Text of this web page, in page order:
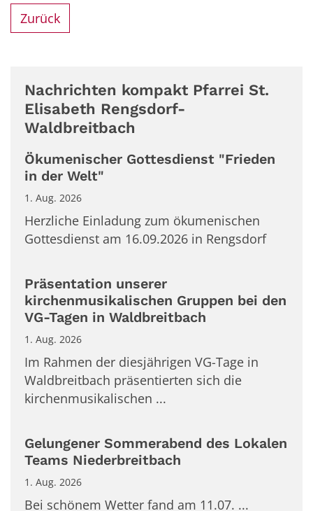
Zurück
Nachrichten kompakt Pfarrei St.
Elisabeth Rengsdorf-
Waldbreitbach
Ökumenischer Gottesdienst "Frieden
in der Welt"
1. Aug. 2026
Herzliche Einladung zum ökumenischen
Gottesdienst am 16.09.2026 in Rengsdorf
Präsentation unserer
kirchenmusikalischen Gruppen bei den
VG-Tagen in Waldbreitbach
1. Aug. 2026
Im Rahmen der diesjährigen VG-Tage in
Waldbreitbach präsentierten sich die
kirchenmusikalischen ...
Gelungener Sommerabend des Lokalen
Teams Niederbreitbach
1. Aug. 2026
Bei schönem Wetter fand am 11.07. ...